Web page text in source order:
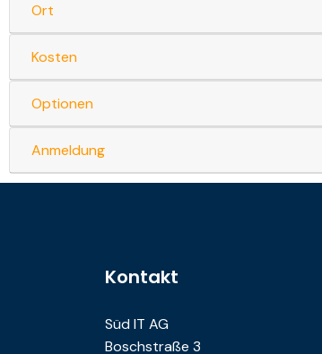
Ort
Kosten
Optionen
Anmeldung
Kontakt
Süd IT AG
Boschstraße 3